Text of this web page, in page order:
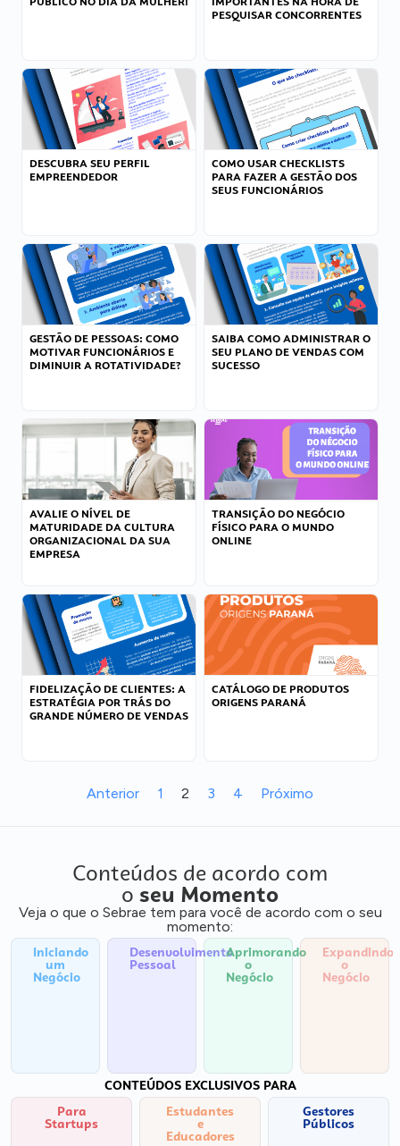
PESQUISAR CONCORRENTES
DESCUBRA SEU PERFIL
EMPREENDEDOR
COMO USAR CHECKLISTS
PARA FAZER A GESTÃO DOS
SEUS FUNCIONÁRIOS
GESTÃO DE PESSOAS: COMO
MOTIVAR FUNCIONÁRIOS E
DIMINUIR A ROTATIVIDADE?
SAIBA COMO ADMINISTRAR O
SEU PLANO DE VENDAS COM
SUCESSO
AVALIE O NÍVEL DE
MATURIDADE DA CULTURA
ORGANIZACIONAL DA SUA
EMPRESA
TRANSIÇÃO DO NEGÓCIO
FÍSICO PARA O MUNDO
ONLINE
FIDELIZAÇÃO DE CLIENTES: A
ESTRATÉGIA POR TRÁS DO
GRANDE NÚMERO DE VENDAS
CATÁLOGO DE PRODUTOS
ORIGENS PARANÁ
Anterior 1 2 3 4 Próximo
Conteúdos de acordo com
o seu Momento
Veja o que o Sebrae tem para você de acordo com o seu
momento:
Iniciando
um
Negócio
Desenvolvimento
Pessoal
Aprimorando
o
Negócio
Expandindo
o
Negócio
CONTEÚDOS EXCLUSIVOS PARA
Para
Startups
Estudantes
e
Educadores
Gestores
Públicos